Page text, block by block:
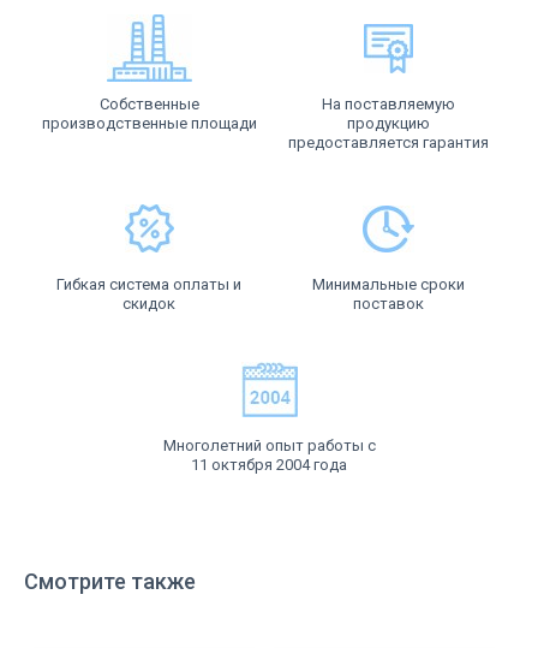
Собственные
производственные площади
На поставляемую
продукцию
предоставляется гарантия
Гибкая система оплаты и
скидок
Минимальные сроки
поставок
Многолетний опыт работы с
11 октября 2004 года
Смотрите также